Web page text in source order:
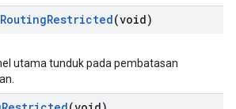
RoutingRestricted(void)
utama tunduk pada pembatasan